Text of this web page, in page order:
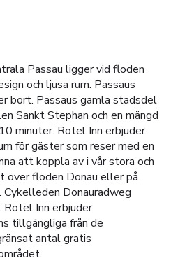
Passau ligger vid floden
och ljusa rum. Passaus
bort. Passaus gamla stadsdel
Sankt Stephan och en mängd
minuter. Rotel Inn erbjuder
för gäster som reser med en
att koppla av i vår stora och
över floden Donau eller på
Cykelleden Donauradweg
Inn erbjuder
tillgängliga från de
antal gratis